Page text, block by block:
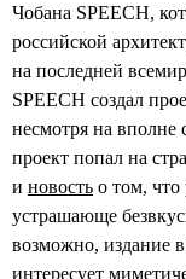
Чобана SPEECH,
российской
на последней
SPEECH создал
несмотря на вполне
проект попал на
и новость о том, что
устрашающе
возможно, издание
интересует